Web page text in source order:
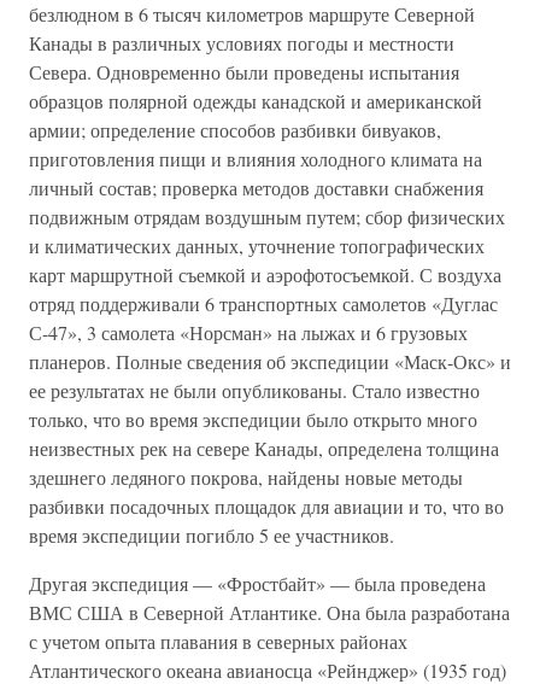
безлюдном в 6 тысяч километров маршруте Северной
Канады в различных условиях погоды и местности
Севера. Одновременно были проведены испытания
образцов полярной одежды канадской и американской
армии; определение способов разбивки бивуаков,
приготовления пищи и влияния холодного климата на
личный состав; проверка методов доставки снабжения
подвижным отрядам воздушным путем; сбор физических
и климатических данных, уточнение топографических
карт маршрутной съемкой и аэрофотосъемкой. С воздуха
отряд поддерживали 6 транспортных самолетов «Дуглас
С-47», 3 самолета «Норсман» на лыжах и 6 грузовых
планеров. Полные сведения об экспедиции «Маск-Окс» и
ее результатах не были опубликованы. Стало известно
только, что во время экспедиции было открыто много
неизвестных рек на севере Канады, определена толщина
здешнего ледяного покрова, найдены новые методы
разбивки посадочных площадок для авиации и то, что во
время экспедиции погибло 5 ее участников.
Другая экспедиция — «Фростбайт» — была проведена
ВМС США в Северной Атлантике. Она была разработана
с учетом опыта плавания в северных районах
Атлантического океана авианосца «Рейнджер» (1935 год)